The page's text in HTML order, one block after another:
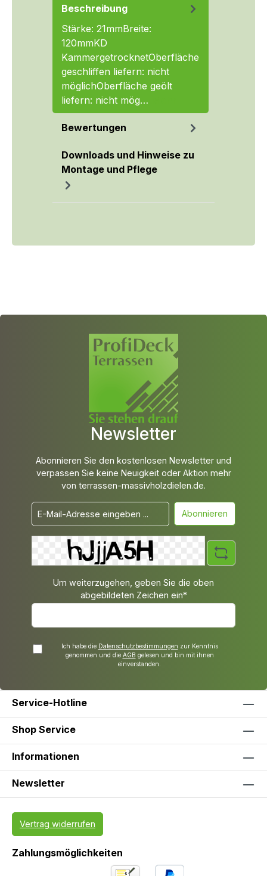
Beschreibung
Stärke: 21mmBreite:
120mmKD
KammergetrocknetOberfläche
geschliffen liefern: nicht
möglichOberfläche geölt
liefern: nicht mög…
Bewertungen
Downloads und Hinweise zu
Montage und Pflege
Newsletter
Abonnieren Sie den kostenlosen Newsletter und
verpassen Sie keine Neuigkeit oder Aktion mehr
von terrassen-massivholzdielen.de.
Abonnieren
Um weiterzugehen, geben Sie die oben
abgebildeten Zeichen ein*
Ich habe die Datenschutzbestimmungen zur Kenntnis
genommen und die AGB gelesen und bin mit ihnen
einverstanden.
Service-Hotline
Shop Service
Informationen
Newsletter
Vertrag widerrufen
Zahlungsmöglichkeiten